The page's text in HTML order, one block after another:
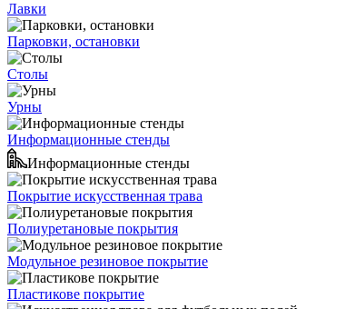
Лавки
Парковки, остановки
Столы
Урны
Информационные стенды
Информационные стенды
Покрытие искусственная трава
Полиуретановые покрытия
Модульное резиновое покрытие
Пластикове покрытие